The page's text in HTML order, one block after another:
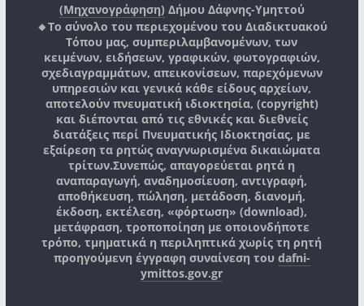
(Μηχανογράφηση) Δήμου Δάφνης-Υμηττού
🔸Το σύνολο του περιεχομένου του Διαδικτυακού
Τόπου μας, συμπεριλαμβανομένων, των
κειμένων, ειδήσεων, γραφικών, φωτογραφιών,
σχεδιαγραμμάτων, απεικονίσεων, παρεχόμενων
υπηρεσιών και γενικά κάθε είδους αρχείων,
αποτελούν πνευματική ιδιοκτησία, (copyright)
και διέπονται από τις εθνικές και διεθνείς
διατάξεις περί Πνευματικής Ιδιοκτησίας, με
εξαίρεση τα ρητώς αναγνωρισμένα δικαιώματα
τρίτων.Συνεπώς, απαγορεύεται ρητά η
αναπαραγωγή, αναδημοσίευση, αντιγραφή,
αποθήκευση, πώληση, μετάδοση, διανομή,
έκδοση, εκτέλεση, «φόρτωση» (download),
μετάφραση, τροποποίηση με οποιονδήποτε
τρόπο, τμηματικά η περιληπτικά χωρίς τη ρητή
προηγούμενη έγγραφη συναίνεση του dafni-
ymittos.gov.gr